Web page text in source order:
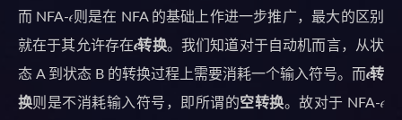
而 NFA-𝜖则是在 NFA 的基础上作进一步推广，最大的区别
就在于其允许存在𝜖转换。我们知道对于自动机而言，从状
态 A 到状态 B 的转换过程上需要消耗一个输入符号。而𝜖转
换则是不消耗输入符号，即所谓的空转换。故对于 NFA-𝜖